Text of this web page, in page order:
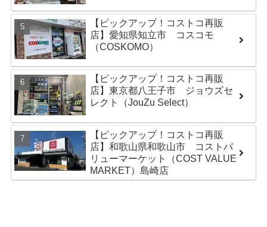
【ピックアップ！コストコ再販
店】愛知県知立市 コスコモ
（COSKOMO）
【ピックアップ！コストコ再販
店】東京都八王子市 ジョウズセ
レクト（JouZu Select）
【ピックアップ！コストコ再販
店】和歌山県和歌山市 コストバ
リューマーケット（COST VALUE
MARKET）島崎店